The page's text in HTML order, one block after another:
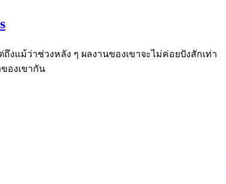
งแม้ว่าช่วงหลัง ๆ ผลงานของเขาจะไม่ค่อยปังสักเท่า
องเขากัน